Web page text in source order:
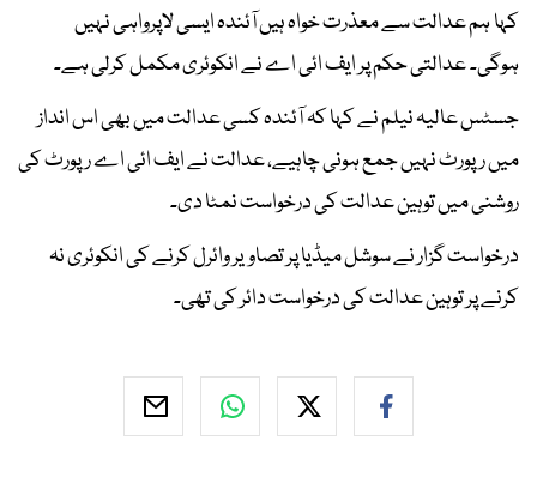
کہا ہم عدالت سے معذرت خواہ ہیں آئندہ ایسی لاپرواہی نہیں
ہوگی۔ عدالتی حکم پر ایف ائی اے نے انکوئری مکمل کرلی ہے۔
جسٹس عالیہ نیلم نے کہا کہ آئندہ کسی عدالت میں بھی اس انداز
میں رپورٹ نہیں جمع ہونی چاہیے، عدالت نے ایف ائی اے رپورٹ کی
روشنی میں توہین عدالت کی درخواست نمٹا دی۔
درخواست گزار نے سوشل میڈیا پر تصاویر وائرل کرنے کی انکوئری نہ
کرنے پر توہین عدالت کی درخواست دائر کی تھی۔